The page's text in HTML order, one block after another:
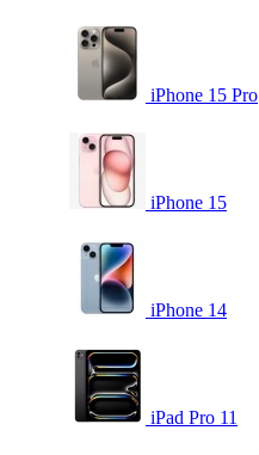
iPhone 15 Pro
iPhone 15
iPhone 14
iPad Pro 11